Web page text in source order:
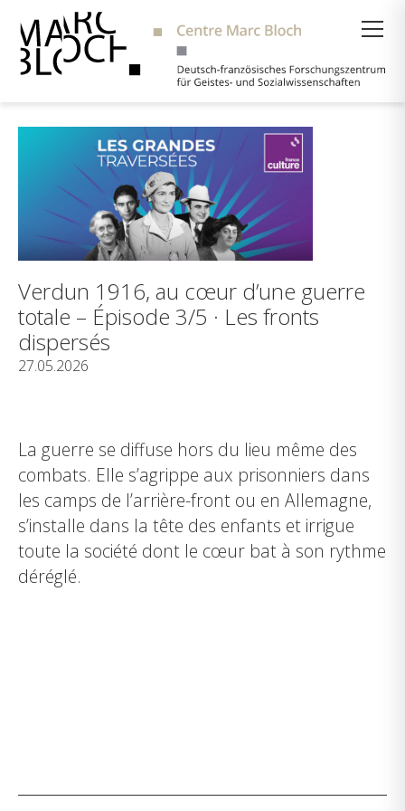
Verdun 1916, au cœur d’une guerre
totale – Épisode 3/5 · Les fronts
dispersés
27.05.2026
La guerre se diffuse hors du lieu même des
combats. Elle s’agrippe aux prisonniers dans
les camps de l’arrière-front ou en Allemagne,
s’installe dans la tête des enfants et irrigue
toute la société dont le cœur bat à son rythme
déréglé.